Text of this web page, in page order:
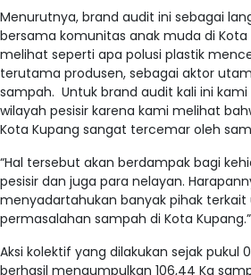
Menurutnya, brand audit ini sebagai
bersama komunitas anak muda di Kota
melihat seperti apa polusi plastik
terutama produsen, sebagai aktor
sampah. Untuk brand audit kali ini
wilayah pesisir karena kami melihat
Kota Kupang sangat tercemar oleh
“Hal tersebut akan berdampak bagi
pesisir dan juga para nelayan.
menyadartahukan banyak pihak terkait
permasalahan sampah di Kota
Aksi kolektif yang dilakukan sejak pukul
berhasil mengumpulkan 106,44 Kg